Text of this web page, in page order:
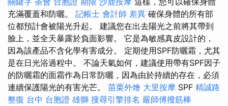
充滿覆蓋和防曬。 記帳士 會計師 差異 確保身體的所有部
位都預計會被陽光升起。 建議您在出去陽光之前將其帶到
臉上，並全天暴露於負面影響。 它是為敏感真皮設計的，
因為該產品不含化學有害成分。 定期使用SPF防曬霜，尤其
是在日光浴過程中。 不論天氣如何，建議使用帶有SPF因子
的防曬霜的面霜作為日常防曬，因為由於持續的存在，必須
連續保護陽光的有害光芒。 苗栗外燴 大里按摩 SPF 精誠路
整復 台中 台胞證 雄獅 搜尋引擎排名 嚴師傅撥筋棒